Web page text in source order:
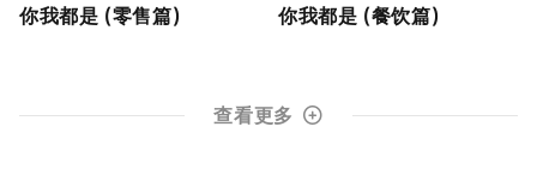
你我都是 (零售篇)
你我都是 (餐饮篇)
查看更多